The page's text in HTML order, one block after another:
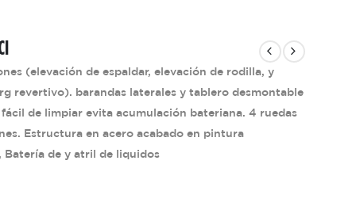
(elevación de espaldar, elevación de rodilla, y
revertivo). barandas laterales y tablero desmontable
de limpiar evita acumulación bateriana. 4 ruedas
Estructura en acero acabado en pintura
Batería de y atril de liquidos